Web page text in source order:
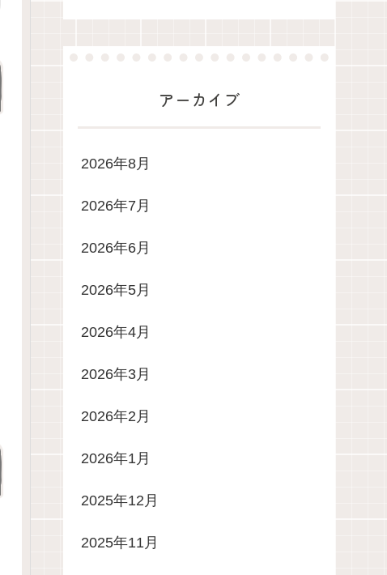
アーカイブ
2026年8月
2026年7月
2026年6月
2026年5月
2026年4月
2026年3月
2026年2月
2026年1月
2025年12月
2025年11月